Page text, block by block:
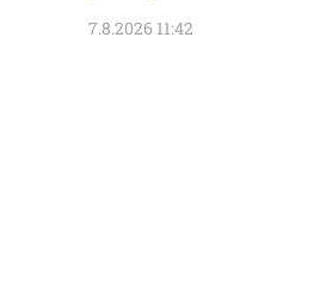
7.8.2026 11:42